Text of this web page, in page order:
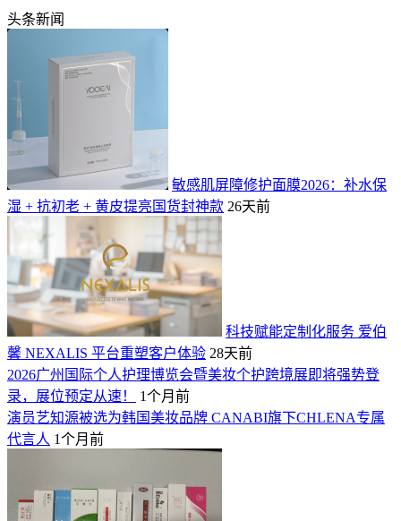
头条新闻
敏感肌屏障修护面膜2026：补水保
湿 + 抗初老 + 黄皮提亮国货封神款 26天前
科技赋能定制化服务 爱伯
馨 NEXALIS 平台重塑客户体验 28天前
2026广州国际个人护理博览会暨美妆个护跨境展即将强势登
录，展位预定从速！
1个月前
演员艺知源被选为韩国美妆品牌 CANABI旗下CHLENA专属
代言人 1个月前